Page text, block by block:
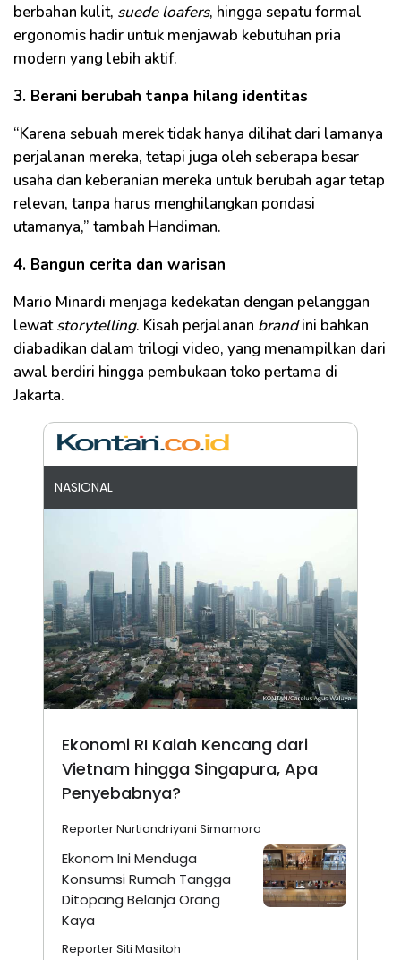
berbahan kulit, suede loafers, hingga sepatu formal
ergonomis hadir untuk menjawab kebutuhan pria
modern yang lebih aktif.
3. Berani berubah tanpa hilang identitas
“Karena sebuah merek tidak hanya dilihat dari lamanya
perjalanan mereka, tetapi juga oleh seberapa besar
usaha dan keberanian mereka untuk berubah agar tetap
relevan, tanpa harus menghilangkan pondasi
utamanya,” tambah Handiman.
4. Bangun cerita dan warisan
Mario Minardi menjaga kedekatan dengan pelanggan
lewatstorytelling. Kisah perjalanan brandini bahkan
diabadikan dalam trilogi video, yang menampilkan dari
awal berdiri hingga pembukaan toko pertama di
Jakarta.
NASIONAL
Ekonomi RI Kalah Kencang dari
Vietnam hingga Singapura, Apa
Penyebabnya?
Reporter Nurtiandriyani Simamora
Ekonom Ini Menduga
Konsumsi Rumah Tangga
Ditopang Belanja Orang
Kaya
Reporter Siti Masitoh